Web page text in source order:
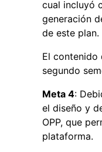
cual incluyó
generación
de este plan.
El contenido
segundo
Meta 4:
el diseño y
OPP, que
plataforma.